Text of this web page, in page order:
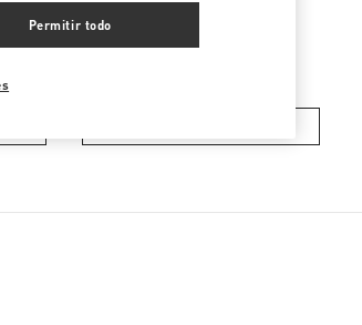
Permitir todo